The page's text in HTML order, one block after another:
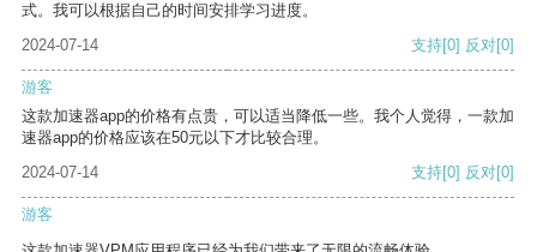
式。我可以根据自己的时间安排学习进度。
2024-07-14
支持[0] 反对[0]
游客
这款加速器app的价格有点贵，可以适当降低一些。我个人觉得，一款加
速器app的价格应该在50元以下才比较合理。
2024-07-14
支持[0] 反对[0]
游客